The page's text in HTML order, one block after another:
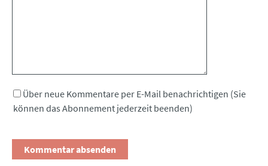
Über neue Kommentare per E-Mail benachrichtigen (Sie
können das Abonnement jederzeit beenden)